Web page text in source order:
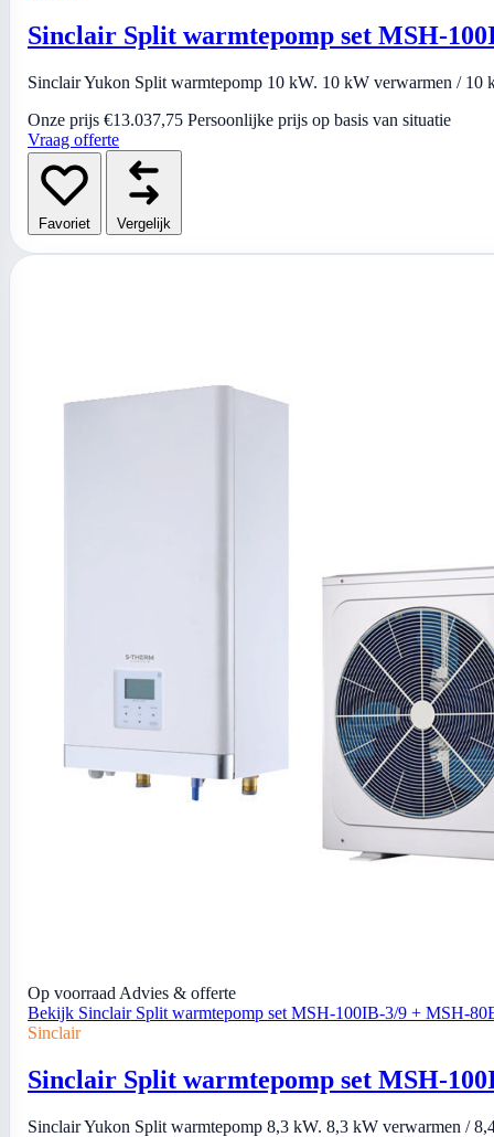
Sinclair Split warmtepomp set MSH-
Sinclair Yukon Split warmtepomp 10 kW. 10 kW verwarmen / 10
Onze prijs €13.037,75 Persoonlijke prijs op basis van situatie
Vraag offerte
Favoriet Vergelijk
Op voorraad Advies & offerte
Bekijk Sinclair Split warmtepomp set MSH-100IB-3/9 + MSH-
Sinclair
Sinclair Split warmtepomp set MSH-
Sinclair Yukon Split warmtepomp 8,3 kW. 8,3 kW verwarmen /